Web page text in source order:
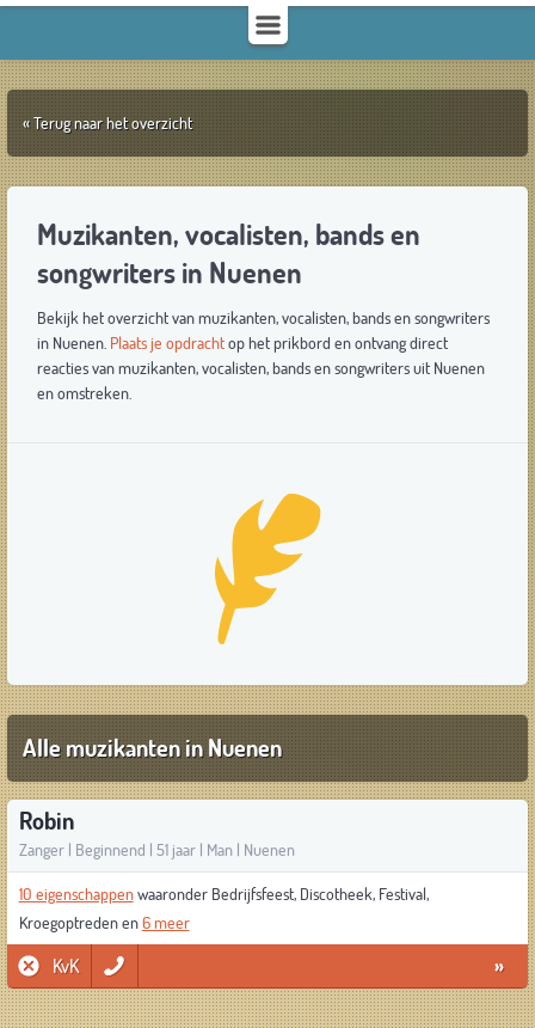
« Terug naar het overzicht
Muzikanten, vocalisten, bands en
songwriters in Nuenen
Bekijk het overzicht van muzikanten, vocalisten, bands en songwriters
in Nuenen. Plaats je opdrachtop het prikbord en ontvang direct
reacties van muzikanten, vocalisten, bands en songwriters uit Nuenen
en omstreken.
Alle muzikanten in Nuenen
Robin
Zanger | Beginnend | 51 jaar | Man | Nuenen
10 eigenschappenwaaronder Bedrijfsfeest, Discotheek, Festival,
Kroegoptreden en6 meer
KvK »